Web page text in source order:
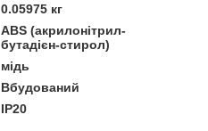
0.05975 кг
ABS (акрилонітрил-
бутадієн-стирол)
мідь
Вбудований
IP20